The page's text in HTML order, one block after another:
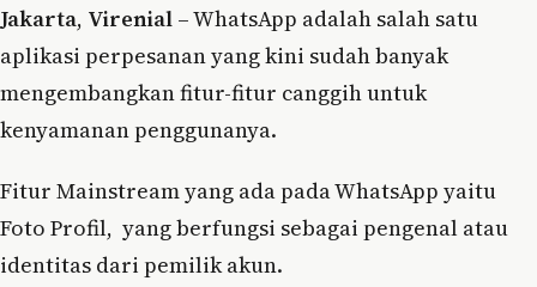
Jakarta, Virenial – WhatsApp adalah salah satu
aplikasi perpesanan yang kini sudah banyak
mengembangkan fitur-fitur canggih untuk
kenyamanan penggunanya.
Fitur Mainstream yang ada pada WhatsApp yaitu
Foto Profil, yang berfungsi sebagai pengenal atau
identitas dari pemilik akun.